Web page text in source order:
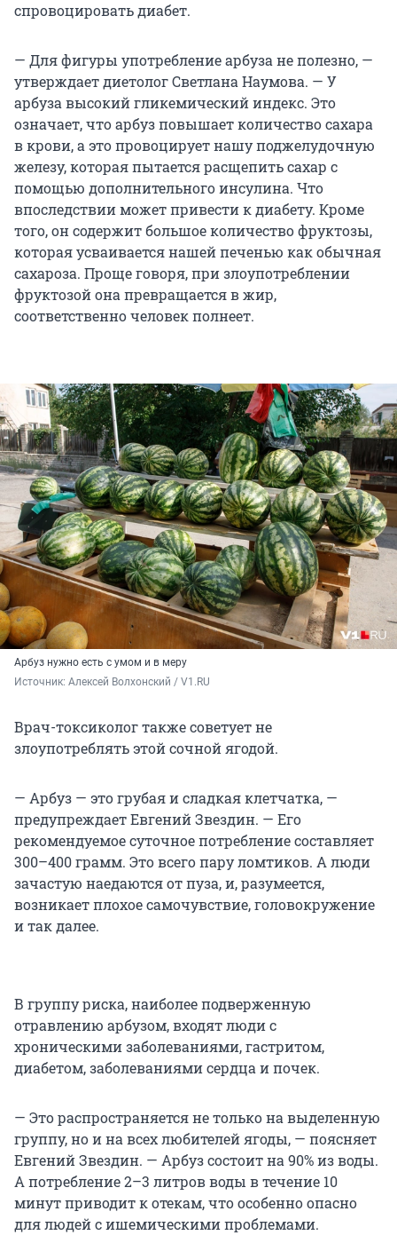
спровоцировать диабет.
— Для фигуры употребление арбуза не полезно, —
утверждает диетолог Светлана Наумова. — У
арбуза высокий гликемический индекс. Это
означает, что арбуз повышает количество сахара
в крови, а это провоцирует нашу поджелудочную
железу, которая пытается расщепить сахар с
помощью дополнительного инсулина. Что
впоследствии может привести к диабету. Кроме
того, он содержит большое количество фруктозы,
которая усваивается нашей печенью как обычная
сахароза. Проще говоря, при злоупотреблении
фруктозой она превращается в жир,
соответственно человек полнеет.
Арбуз нужно есть с умом и в меру
Источник: Алексей Волхонский / V1.RU
Врач-токсиколог также советует не
злоупотреблять этой сочной ягодой.
— Арбуз — это грубая и сладкая клетчатка, —
предупреждает Евгений Звездин. — Его
рекомендуемое суточное потребление составляет
300–400 грамм. Это всего пару ломтиков. А люди
зачастую наедаются от пуза, и, разумеется,
возникает плохое самочувствие, головокружение
и так далее.
В группу риска, наиболее подверженную
отравлению арбузом, входят люди с
хроническими заболеваниями, гастритом,
диабетом, заболеваниями сердца и почек.
— Это распространяется не только на выделенную
группу, но и на всех любителей ягоды, — поясняет
Евгений Звездин. — Арбуз состоит на 90% из воды.
А потребление2–3 литровводы в течение 10
минут приводит к отекам, что особенно опасно
для людей с ишемическими проблемами.